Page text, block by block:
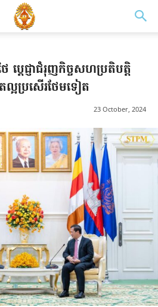
ៃ ប្ដេជ្ញាជំរុញកិច្ចសហប្រតិបត្តិ
ែល្អប្រសើរថែមទៀត
23 October, 2024